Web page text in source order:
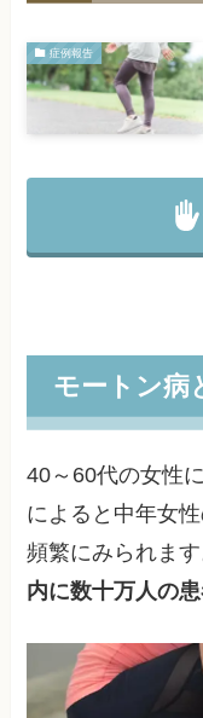
症例報告
モートン病
40～60代の女性
によると中年女
頻繁にみられま
内に数十万人の